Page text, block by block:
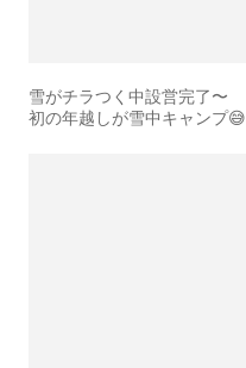
雪がチラつく中設営完了〜
初の年越しが雪中キャンプ😅